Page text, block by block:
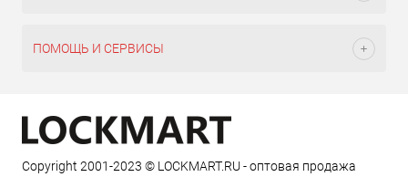
ПОМОЩЬ И СЕРВИСЫ
Copyright 2001-2023 © LOCKMART.RU - оптовая продажа